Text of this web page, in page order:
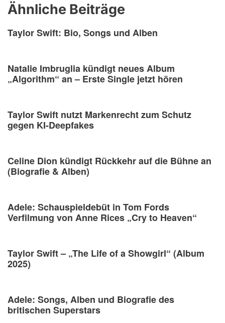
Ähnliche Beiträge
Taylor Swift: Bio, Songs und Alben
Natalie Imbruglia kündigt neues Album
„Algorithm“ an – Erste Single jetzt hören
Taylor Swift nutzt Markenrecht zum Schutz
gegen KI-Deepfakes
Celine Dion kündigt Rückkehr auf die Bühne an
(Biografie & Alben)
Adele: Schauspieldebüt in Tom Fords
Verfilmung von Anne Rices „Cry to Heaven“
Taylor Swift – „The Life of a Showgirl“ (Album
2025)
Adele: Songs, Alben und Biografie des
britischen Superstars